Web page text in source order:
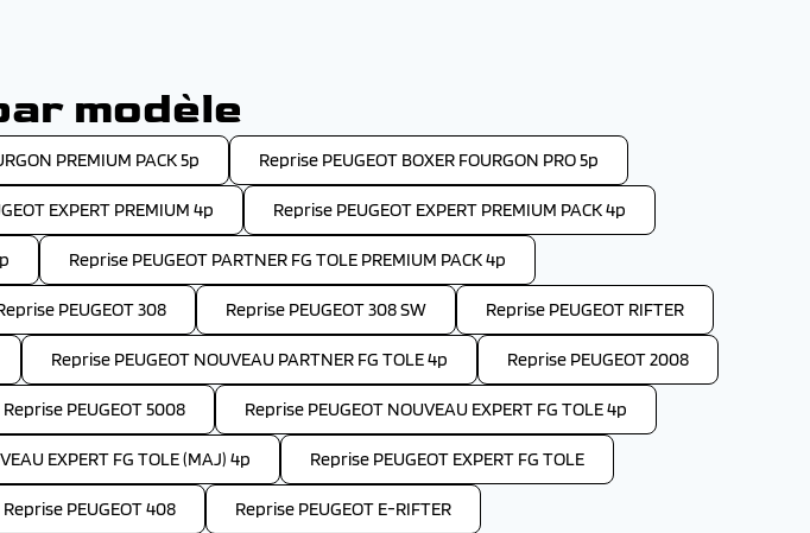
modèle
PREMIUM PACK 5p Reprise PEUGEOT BOXER FOURGON PRO 5p
EXPERT PREMIUM 4p Reprise PEUGEOT EXPERT PREMIUM PACK 4p
Reprise PEUGEOT PARTNER FG TOLE PREMIUM PACK 4p
PEUGEOT 308 Reprise PEUGEOT 308 SW Reprise PEUGEOT RIFTER
Reprise PEUGEOT NOUVEAU PARTNER FG TOLE 4p Reprise PEUGEOT 2008
Reprise PEUGEOT 5008 Reprise PEUGEOT NOUVEAU EXPERT FG TOLE 4p
EXPERT FG TOLE (MAJ) 4p Reprise PEUGEOT EXPERT FG TOLE
Reprise PEUGEOT 408 Reprise PEUGEOT E-RIFTER